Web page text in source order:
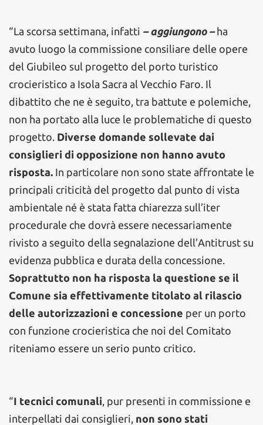
“La scorsa settimana, infatti – aggiungono –ha
avuto luogo la commissione consiliare delle opere
del Giubileo sul progetto del porto turistico
crocieristico a Isola Sacra al Vecchio Faro. Il
dibattito che ne è seguito, tra battute e polemiche,
non ha portato alla luce le problematiche di questo
progetto. Diverse domande sollevate dai
consiglieri di opposizione non hanno avuto
risposta. In particolare non sono state affrontate le
principali criticità del progetto dal punto di vista
ambientale né è stata fatta chiarezza sull’iter
procedurale che dovrà essere necessariamente
rivisto a seguito della segnalazione dell’Antitrust su
evidenza pubblica e durata della concessione.
Soprattutto non ha risposta la questione se il
Comune sia effettivamente titolato al rilascio
delle autorizzazioni e concessione per un porto
con funzione crocieristica che noi del Comitato
riteniamo essere un serio punto critico.
“I tecnici comunali, pur presenti in commissione e
interpellati dai consiglieri, non sono stati